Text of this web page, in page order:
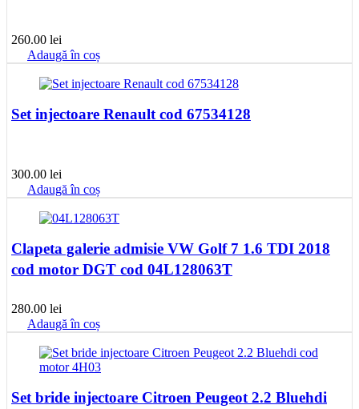
260.00 lei
Adaugă în coș
Set injectoare Renault cod 67534128
300.00 lei
Adaugă în coș
Clapeta galerie admisie VW Golf 7 1.6 TDI 2018
cod motor DGT cod 04L128063T
280.00 lei
Adaugă în coș
Set bride injectoare Citroen Peugeot 2.2 Bluehdi